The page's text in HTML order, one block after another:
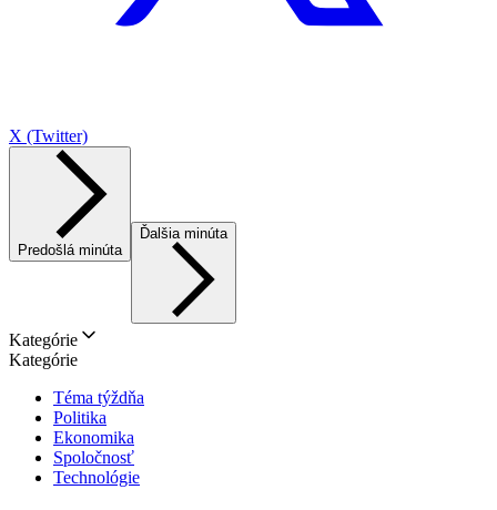
X (Twitter)
Predošlá minúta
Ďalšia minúta
Kategórie
Kategórie
Téma týždňa
Politika
Ekonomika
Spoločnosť
Technológie